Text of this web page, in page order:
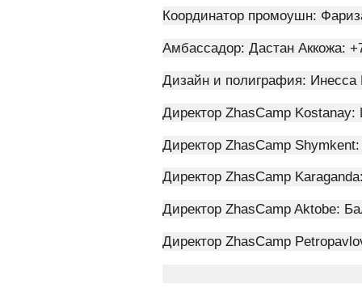
Координатор промоушн:
Амбассадор: Дастан Аккожа:
Дизайн и полиграфия:
Директор ZhasCamp
Директор ZhasCamp
Директор ZhasCamp
Директор ZhasCamp Aktobe:
Директор ZhasCamp